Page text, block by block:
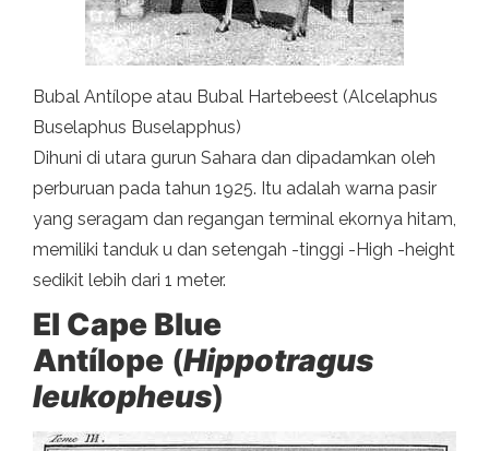
Bubal Antílope atau Bubal Hartebeest (Alcelaphus
Buselaphus Buselapphus)
Dihuni di utara gurun Sahara dan dipadamkan oleh
perburuan pada tahun 1925. Itu adalah warna pasir
yang seragam dan regangan terminal ekornya hitam,
memiliki tanduk u dan setengah -tinggi -High -height
sedikit lebih dari 1 meter.
El Cape Blue
Antílope (Hippotragus
leukopheus)